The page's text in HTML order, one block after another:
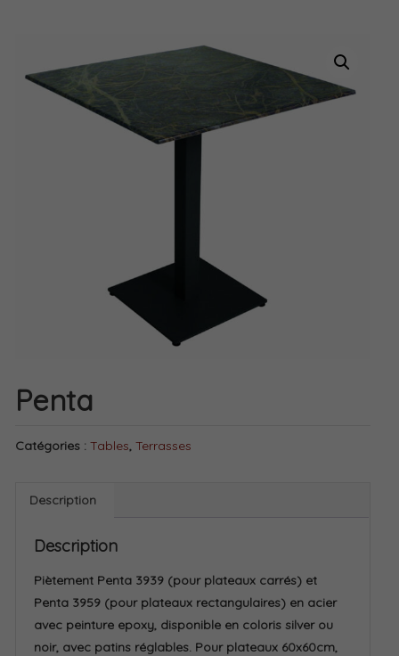
Penta
Catégories :Tables,Terrasses
Description
Description
Piètement Penta 3939 (pour plateaux carrés) et
Penta 3959 (pour plateaux rectangulaires) en acier
avec peinture epoxy, disponible en coloris silver ou
noir, avec patins réglables. Pour plateaux 60x60cm,